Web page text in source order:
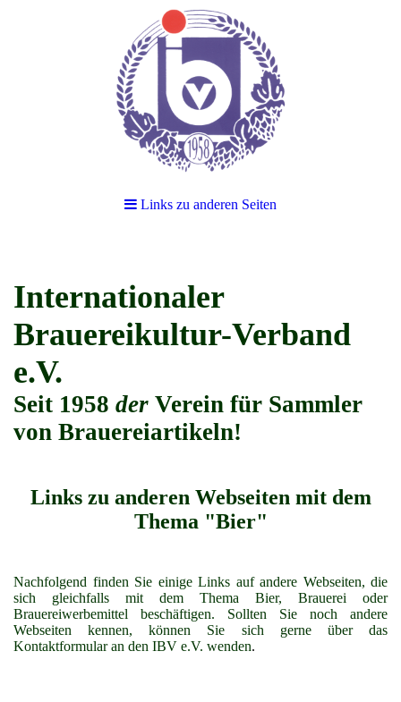
Links zu anderen Seiten
Internationaler
Brauereikultur-Verband
e.V.
Seit 1958 der Verein für Sammler
von Brauereiartikeln!
Links zu anderen Webseiten mit dem
Thema "Bier"
Nachfolgend finden Sie einige Links auf andere Webseiten, die
sich gleichfalls mit dem Thema Bier, Brauerei oder
Brauereiwerbemittel beschäftigen. Sollten Sie noch andere
Webseiten kennen, können Sie sich gerne über das
Kontaktformular an den IBV e.V. wenden.